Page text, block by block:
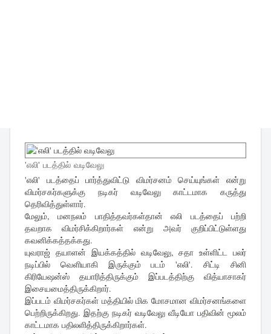
'எலி' படத்தில் வடிவேலு
'எலி' படத்தைப் பார்த்துவிட்டு விமர்சனம் செய்யுங்கள் என்று
விமர்சகர்களுக்கு நடிகர் வடிவேலு காட்டமாக கருத்து
தெரிவித்துள்ளார்.
மேலும், மனநலம் பாதித்தவர்கள்தான் எலி படத்தைப் பற்றி
தவறாக விமர்சிக்கிறார்கள் என்று அவர் குறிப்பிட்டுள்ளது
கவனிக்கத்தக்கது.
யுவராஜ் தயாளன் இயக்கத்தில் வடிவேலு, சதா உள்ளிட்ட பலர்
நடிப்பில் வெளியாகி இருக்கும் படம் 'எலி'. சிட்டி சினி
கிரியேஷன்ஸ் தயாரித்திருக்கும் இப்படத்திற்கு வித்யாசாகர்
இசையமைத்திருக்கிறார்.
இப்படம் விமர்சகர்கள் மத்தியில் மிக மோசமான விமர்சனங்களை
பெற்றிருக்கிறது. இதற்கு நடிகர் வடிவேலு வீடியோ பதிவின் மூலம்
காட்டமாக பதிலளித்திருக்கிறார்கள்.